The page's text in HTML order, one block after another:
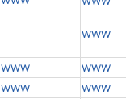
www
www www
www www